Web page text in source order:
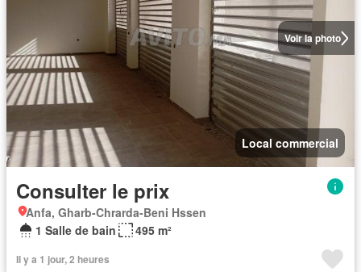
Voir la photo
Local commercial
Consulter le prix
Anfa, Gharb-Chrarda-Beni Hssen
1 Salle de bain
495 m²
Il y a 1 jour, 2 heures